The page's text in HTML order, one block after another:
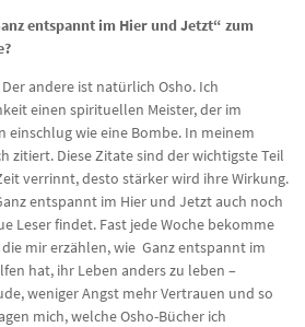
entspannt im Hier und Jetzt“ zum
andere ist natürlich Osho. Ich
einen spirituellen Meister, der im
einschlug wie eine Bombe. In meinem
zitiert. Diese Zitate sind der wichtigste Teil
verrinnt, desto stärker wird ihre Wirkung.
entspannt im Hier und Jetzt auch noch
Leser findet. Fast jede Woche bekomme
die mir erzählen, wie Ganz entspannt im
hat, ihr Leben anders zu leben –
weniger Angst mehr Vertrauen und so
mich, welche Osho-Bücher ich